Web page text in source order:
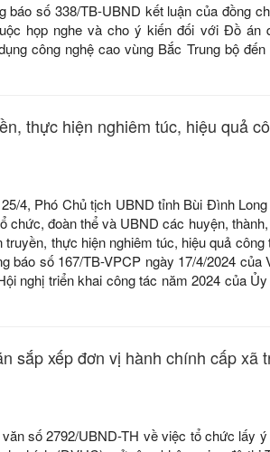
báo số 338/TB-UBND kết luận của đồng
họp nghe và cho ý kiến đối với Đồ án
công nghệ cao vùng Bắc Trung bộ đến
thực hiện nghiêm túc, hiệu quả
4, Phó Chủ tịch UBND tỉnh Bùi Đình
chức, đoàn thể và UBND các huyện,
thực hiện nghiêm túc, hiệu quả công
báo số 167/TB-VPCP ngày 17/4/2024 của
nghị triển khai công tác năm 2024 của
sắp xếp đơn vị hành chính cấp xã
số 2792/UBND-TH về việc tổ chức lấy